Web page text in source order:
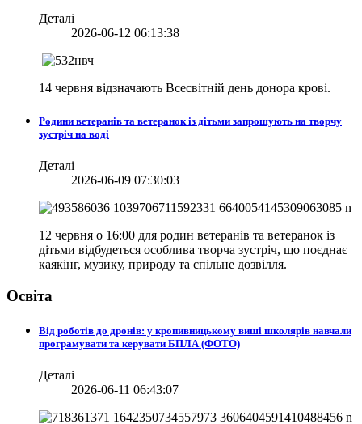
Деталі
2026-06-12 06:13:38
14 червня відзначають Всесвітній день донора крові.
Родини ветеранів та ветеранок із дітьми запрошують на творчу
зустріч на воді
Деталі
2026-06-09 07:30:03
12 червня о 16:00 для родин ветеранів та ветеранок із
дітьми відбудеться особлива творча зустріч, що поєднає
каякінг, музику, природу та спільне дозвілля.
Освіта
Від роботів до дронів: у кропивницькому виші школярів навчали
програмувати та керувати БПЛА (ФОТО)
Деталі
2026-06-11 06:43:07